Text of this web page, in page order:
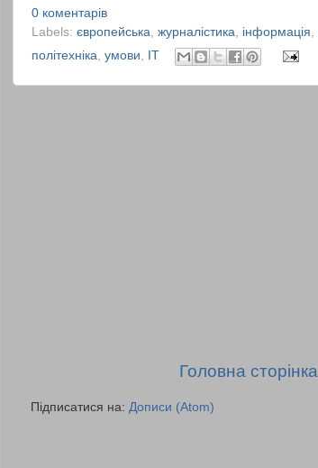
0 коментарів
Labels: європейська журналістика інформація
політехніка умови IT
Головна сторінка
Підписатися на: Дописи (Atom)